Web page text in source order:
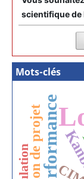
scientifique de
Mots-clés
Performance